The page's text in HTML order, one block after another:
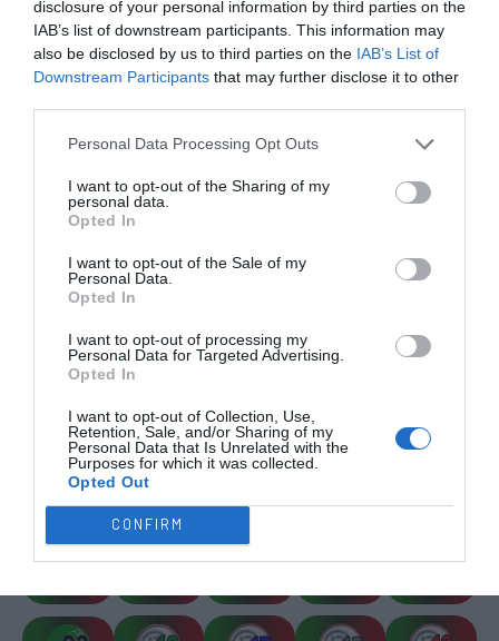
disclosure of your personal information by third parties on the
IAB’s list of downstream participants. This information may
also be disclosed by us to third parties on the IAB’s List of
Downstream Participants that may further disclose it to other
Personal Data Processing Opt Outs
I want to opt-out of the Sharing of my
personal data.
Opted In
I want to opt-out of the Sale of my
Personal Data.
Opted In
I want to opt-out of processing my
Personal Data for Targeted Advertising.
Opted In
I want to opt-out of Collection, Use,
Retention, Sale, and/or Sharing of my
Personal Data that Is Unrelated with the
Purposes for which it was collected.
Opted Out
CONFIRM
CAMPEÕES, SUBIDAS E DESCIDAS 2025-26
JOGOS EM DIRETO
ÚLTIMOS
RESULTADOS
DO DIA
NOMEAÇÕES
COMPETIÇÕES NACIONAIS